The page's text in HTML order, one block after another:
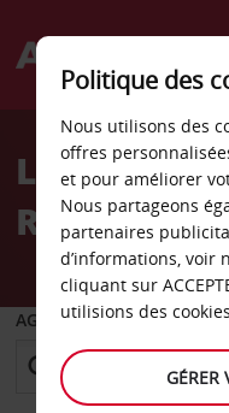
Welcome
AvisLocation
AGENCE DE DÉPART
Politique des
Nous utilisons des
offres
et pour améliorer
Nous partageons
partenaires
d’informations, voir
cliquant sur
utilisions des
GÉRER